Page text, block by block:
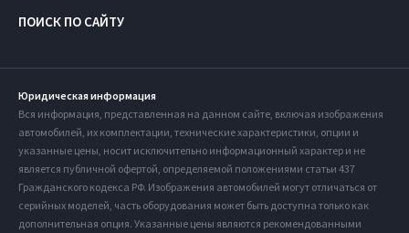
ПОИСК ПО САЙТУ
Юридическая информация
Вся информация, представленная на данном сайте, включая изображения
автомобилей, их комплектации, технические характеристики, опции и
указанные цены, носит исключительно информационный характер и не
является публичной офертой, определяемой положениями статьи 437
Гражданского кодекса РФ. Изображения автомобилей могут отличаться от
серийных моделей, часть оборудования может быть доступна только как
дополнительная опция. Указанные цены являются рекомендованными